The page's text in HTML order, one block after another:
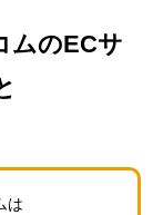
ムのECサ
は